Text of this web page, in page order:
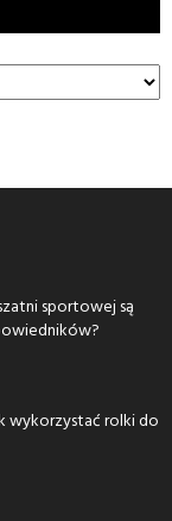
sportowej są
wykorzystać rolki do